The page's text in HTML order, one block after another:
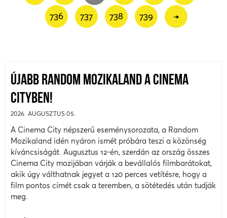
736 737 738 739 →
ÚJABB RANDOM MOZIKALAND A CINEMA
CITYBEN!
2026. AUGUSZTUS 05.
A Cinema City népszerű eseménysorozata, a Random
Mozikaland idén nyáron ismét próbára teszi a közönség
kíváncsiságát. Augusztus 12-én, szerdán az ország összes
Cinema City mozijában várják a bevállalós filmbarátokat,
akik úgy válthatnak jegyet a 120 perces vetítésre, hogy a
film pontos címét csak a teremben, a sötétedés után tudják
meg.